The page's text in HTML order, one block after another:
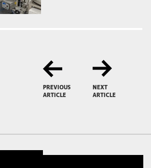
PREVIOUS
ARTICLE
NEXT
ARTICLE